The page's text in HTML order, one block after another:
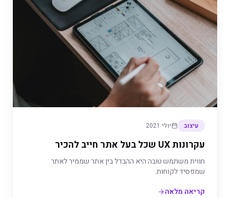
עיצוב יולי 2021
עקרונות UX שכל בעל אתר חייב להכיר
חווית משתמש טובה היא ההבדל בין אתר שממיר לאתר
שמפסיד לקוחות.
קריאה מלאה